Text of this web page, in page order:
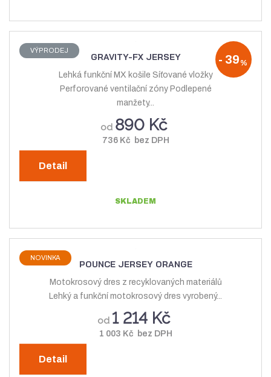
- 39%
VÝPRODEJ
GRAVITY-FX JERSEY
od 890 Kč
736 Kč bez DPH
Detail
SKLADEM
Lehká funkční MX košile Síťované vložky
Perforované ventilační zóny Podlepené
manžety...
NOVINKA
POUNCE JERSEY ORANGE
od 1 214 Kč
1 003 Kč bez DPH
Detail
Motokrosový dres z recyklovaných materiálů
Lehký a funkční motokrosový dres vyrobený...